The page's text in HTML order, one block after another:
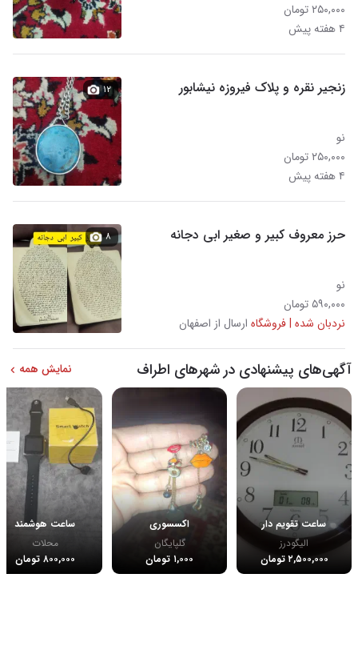
۲۵۰,۰۰۰ تومان
۴ هفته پیش
زنجیر نقره و پلاک فیروزه نیشابور
نو
۲۵۰,۰۰۰ تومان
۴ هفته پیش
۱۲
حرز معروف کبیر و صغیر ابی دجانه
نو
۵۹۰,۰۰۰ تومان
نردبان شده | فروشگاه ارسال از اصفهان
۸
آگهی‌های پیشنهادی در شهرهای اطراف نمایش همه
ساعت تقویم دار
الیگودرز
۲,۵۰۰,۰۰۰ تومان
اکسسوری
گلپایگان
۱,۰۰۰ تومان
ساعت هوشمند
محلات
۸۰۰,۰۰۰ تومان